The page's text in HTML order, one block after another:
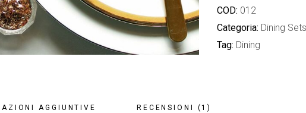
COD: 012
Categoria: Dining Sets
Tag: Dining
AGGIUNTIVE RECENSIONI (1)